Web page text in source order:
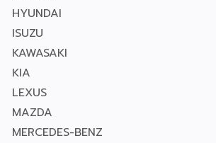
HYUNDAI
ISUZU
KAWASAKI
KIA
LEXUS
MAZDA
MERCEDES-BENZ